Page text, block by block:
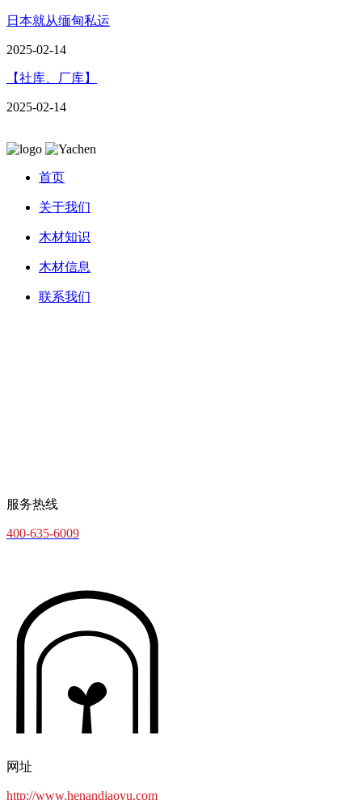
日本就从缅甸私运
2025-02-14
【社库、厂库】
2025-02-14
首页
关于我们
木材知识
木材信息
联系我们
服务热线
400-635-6009
网址
http://www.henandiaoyu.com